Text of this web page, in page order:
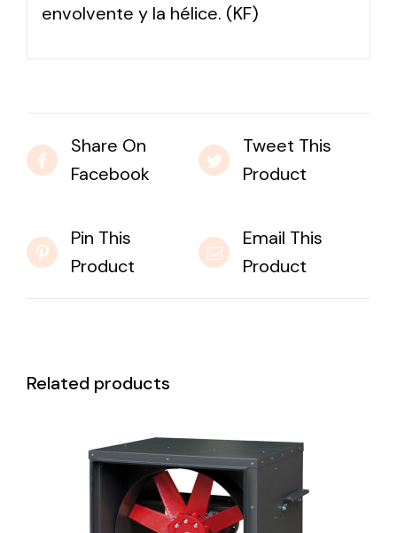
envolvente y la hélice. (KF)
Share On
Facebook
Tweet This
Product
Pin This
Product
Email This
Product
Related products